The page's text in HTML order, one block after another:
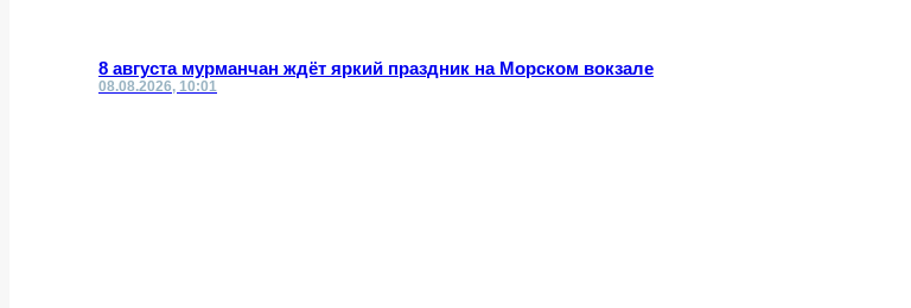
8 августа мурманчан ждёт яркий праздник на Морском вокзале
08.08.2026, 10:01